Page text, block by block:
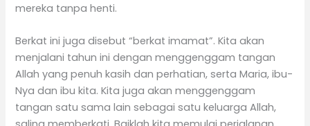
mereka tanpa henti.
Berkat ini juga disebut “berkat imamat”. Kita akan
menjalani tahun ini dengan menggenggam tangan
Allah yang penuh kasih dan perhatian, serta Maria, ibu-
Nya dan ibu kita. Kita juga akan menggenggam
tangan satu sama lain sebagai satu keluarga Allah,